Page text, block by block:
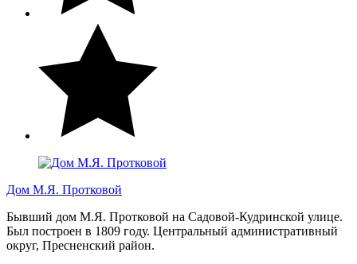
Дом М.Я. Протковой
Бывший дом М.Я. Протковой на Садовой-Кудринской улице.
Был построен в 1809 году. Центральный административный
округ, Пресненский район.